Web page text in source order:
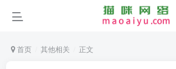
首页 其他相关 正文